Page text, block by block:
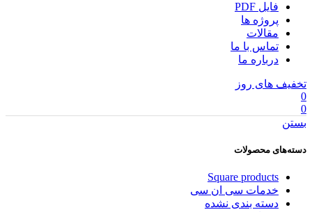
فایل PDF
پروژه ها
مقالات
تماس با ما
درباره ما
تخفیف های روز
0
0
بستن
دسته‌های محصولات
Square products
خدمات سی ان سی
دسته بندی نشده